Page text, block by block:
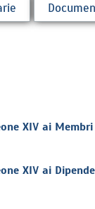
XIV ai
XIV ai